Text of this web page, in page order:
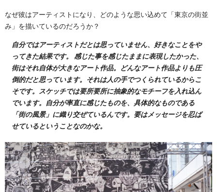
なぜ彼はアーティストになり、どのような思い込めて「東京の街並
み」を描いているのだろうか？
自分ではアーティストだとは思っていません、好きなことをや
ってきた結果です。 感じた事を感じたままに表現したかった、
街はそれ自体が大きなアート作品。どんなアート作品よりも圧
倒的だと思っています。それは人の手でつくられているからこ
そです。スケッチでは要所要所に抽象的なモチーフを入れ込ん
でいます。自分が率直に感じたものを、具体的なものである
「街の風景」に織り交ぜているんです。要はメッセージを忍ば
せているということなのかな。